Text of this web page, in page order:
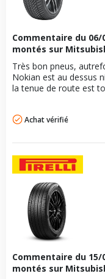
boulon
Pour la visserie, afin
vous conseillons de
Commentaire du 06/
montés sur
Très bon pneus,
Nokian est au dessus
la tenue de route est
Achat vérifié
Commentaire du 15/
montés sur